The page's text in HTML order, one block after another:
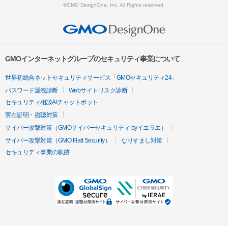
©GMO DesignOne, Inc. All Rights reserved.
GMOインターネットグループのセキュリティ事業について
世界初総合ネットセキュリティサービス「GMOセキュリティ24」
パスワード漏洩診断
Webサイトリスク診断
セキュリティ相談AIチャットボット
実在証明・盗聴対策
サイバー攻撃対策（GMOサイバーセキュリティ byイエラエ）
サイバー攻撃対策（GMO Flatt Security）
なりすまし対策
セキュリティ事業の軌跡